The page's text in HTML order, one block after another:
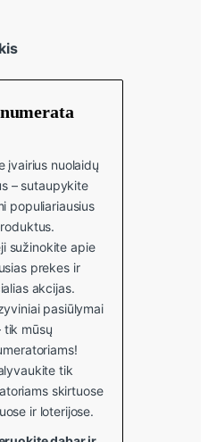
įvairius nuolaidų
– sutaupykite
populiariausius
sužinokite apie
prekes ir
akcijas.
pasiūlymai
tik mūsų
tik
skirtuose
ir loterijose.